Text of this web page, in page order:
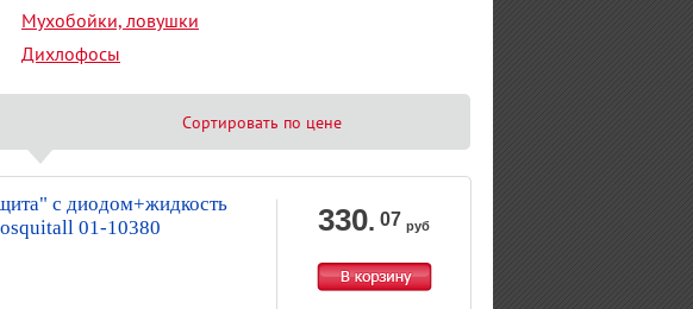
Мухобойки, ловушки
Дихлофосы
Сортировать по цене
с диодом+жидкость
01-10380
330. 07 руб